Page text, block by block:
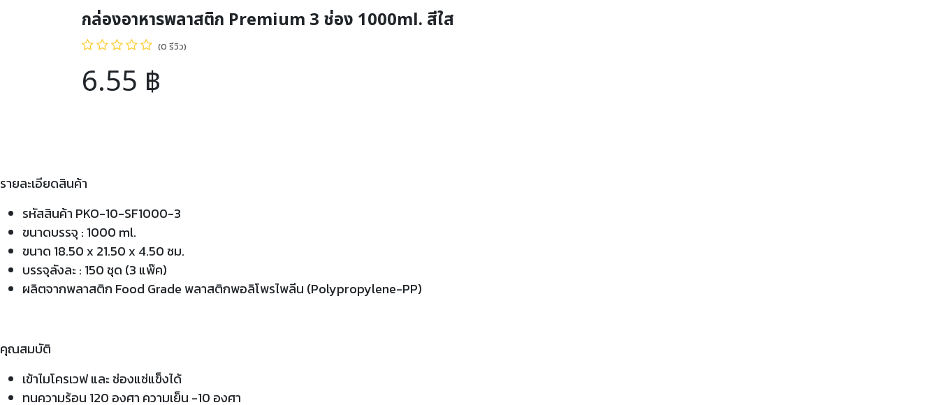
กล่องอาหารพลาสติก Premium 3 ช่อง 1000ml. สีใส
(0 รีวิว)
6.55 ฿
รายละเอียดสินค้า
รหัสสินค้า PKO-10-SF1000-3
ขนาดบรรจุ : 1000 ml.
ขนาด 18.50 x 21.50 x 4.50 ซม.
บรรจุลังละ : 150 ชุด (3 แพ๊ค)
ผลิตจากพลาสติก Food Grade พลาสติกพอลิโพรไพลีน (Polypropylene-PP)
คุณสมบัติ
เข้าไมโครเวฟ และ ช่องแช่แข็งได้
ทนความร้อน 120 องศา ความเย็น -10 องศา